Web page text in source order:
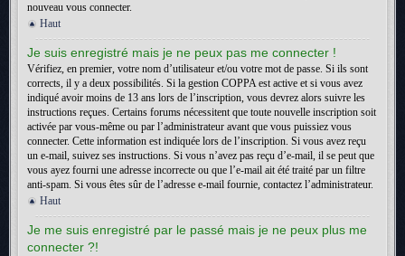
nouveau vous connecter.
Haut
Je suis enregistré mais je ne peux pas me connecter !
Vérifiez, en premier, votre nom d’utilisateur et/ou votre mot de passe. Si ils sont
corrects, il y a deux possibilités. Si la gestion COPPA est active et si vous avez
indiqué avoir moins de 13 ans lors de l’inscription, vous devrez alors suivre les
instructions reçues. Certains forums nécessitent que toute nouvelle inscription soit
activée par vous-même ou par l’administrateur avant que vous puissiez vous
connecter. Cette information est indiquée lors de l’inscription. Si vous avez reçu
un e-mail, suivez ses instructions. Si vous n’avez pas reçu d’e-mail, il se peut que
vous ayez fourni une adresse incorrecte ou que l’e-mail ait été traité par un filtre
anti-spam. Si vous êtes sûr de l’adresse e-mail fournie, contactez l’administrateur.
Haut
Je me suis enregistré par le passé mais je ne peux plus me
connecter ?!